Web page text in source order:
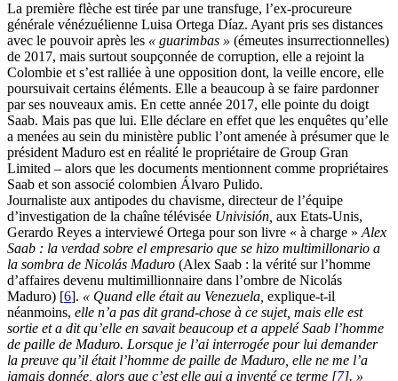
La première flèche est tirée par une transfuge, l’ex-procureure
générale vénézuélienne Luisa Ortega Díaz. Ayant pris ses distances
avec le pouvoir après les « guarimbas » (émeutes insurrectionnelles)
de 2017, mais surtout soupçonnée de corruption, elle a rejoint la
Colombie et s’est ralliée à une opposition dont, la veille encore, elle
poursuivait certains éléments. Elle a beaucoup à se faire pardonner
par ses nouveaux amis. En cette année 2017, elle pointe du doigt
Saab. Mais pas que lui. Elle déclare en effet que les enquêtes qu’elle
a menées au sein du ministère public l’ont amenée à présumer que le
président Maduro est en réalité le propriétaire de Group Gran
Limited – alors que les documents mentionnent comme propriétaires
Saab et son associé colombien Álvaro Pulido.
Journaliste aux antipodes du chavisme, directeur de l’équipe
d’investigation de la chaîne télévisée Univisión, aux Etats-Unis,
Gerardo Reyes a interviewé Ortega pour son livre « à charge » Alex
Saab : la verdad sobre el empresario que se hizo multimillonario a
la sombra de Nicolás Maduro (Alex Saab : la vérité sur l’homme
d’affaires devenu multimillionnaire dans l’ombre de Nicolás
Maduro) [6]. « Quand elle était au Venezuela, explique-t-il
néanmoins, elle n’a pas dit grand-chose à ce sujet, mais elle est
sortie et a dit qu’elle en savait beaucoup et a appelé Saab l’homme
de paille de Maduro. Lorsque je l’ai interrogée pour lui demander
la preuve qu’il était l’homme de paille de Maduro, elle ne me l’a
jamais donnée, alors que c’est elle qui a inventé ce terme [7]. »